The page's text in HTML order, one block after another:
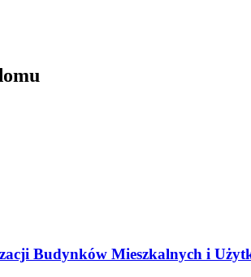
Budynków Mieszkalnych i